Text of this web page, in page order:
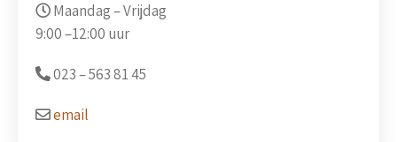
Maandag – Vrijdag
9:00 –12:00 uur
023 –563 81 45
email